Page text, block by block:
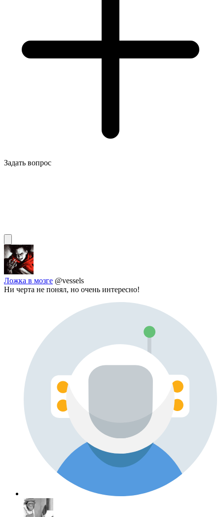
Задать вопрос
Ложка в мозге @vessels
Ни черта не понял, но очень интересно!